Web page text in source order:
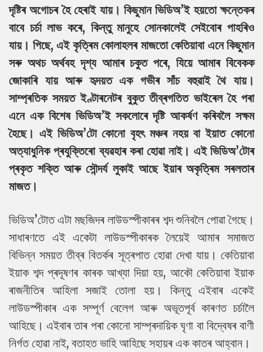
দৃষ্টিৰ অগোচৰ হৈ হেৰাই যায়। কিছুমান ভিডিঅ’ই হয়তো ক্ষন্তেকৰ
বাবে চৰ্চা লাভ কৰে, কিন্তু মানুহে সোনকালেই সেইবোৰ পাহৰিও
যায়। পিছে, এই কৃত্ৰিম কোলাহলৰ মাজতো কেতিয়াবা এনে কিছুমান
সৰু অথচ অৰ্থবহ দৃশ্য আমাৰ চকুত পৰে, যিয়ে আমাৰ বিবেকক
জোকাৰি যায় আৰু হৃদয়ত এক গভীৰ সাঁচ বহুৱাই থৈ যায়।
সাম্প্ৰতিক সময়ত ইণ্টাৰনেটৰ বুকুত তীব্ৰগতিত ভাইৰেল হৈ পৰা
এনে এক বিশেষ ভিডিঅ’ই সকলোৰে দৃষ্টি আকৰ্ষণ কৰিবলৈ সক্ষম
হৈছে। এই ভিডিঅ’টো কোনো বৃহৎ মঞ্চৰ নহয় বা ইয়াত কোনো
অত্যাধুনিক প্ৰযুক্তিৰো ব্যৱহাৰ কৰা হোৱা নাই। এই ভিডিঅ’টোৰ
প্ৰকৃত শক্তি আৰু সৌন্দৰ্য লুকাই আছে ইয়াৰ অকৃত্ৰিম সৰলতাৰ
মাজত।
ভিডিঅ’টোত এটা মছজিদৰ লাউডস্পীকাৰৰ শব্দ শুনিবলৈ পোৱা গৈছে।
সাধাৰণতে এই একেটা লাউডস্পীকাৰক লৈয়েই আমাৰ সমাজত
বিভিন্ন সময়ত তীব্ৰ বিতৰ্কৰ সূত্ৰপাত হোৱা দেখা যায়। কেতিয়াবা
ইয়াক শব্দ প্ৰদূষণৰ কাৰক আখ্যা দিয়া হয়, আকৌ কেতিয়াবা ইয়াক
ৰাজনীতিৰ আহিলা সজাই তোলা হয়। কিন্তু এইবাৰ একেই
লাউডস্পীকাৰ এক সম্পূৰ্ণ বেলেগ আৰু অভূতপূৰ্ব কাৰণত চৰ্চালৈ
আহিছে। এইবাৰ তাৰ পৰা কোনো সাম্প্ৰদায়িক ঘৃণা বা বিদ্বেষৰ বাণী
নিৰ্গত হোৱা নাই, বতাহত ভাহি আহিছে সহায়ৰ এক কাতৰ আহ্বান।